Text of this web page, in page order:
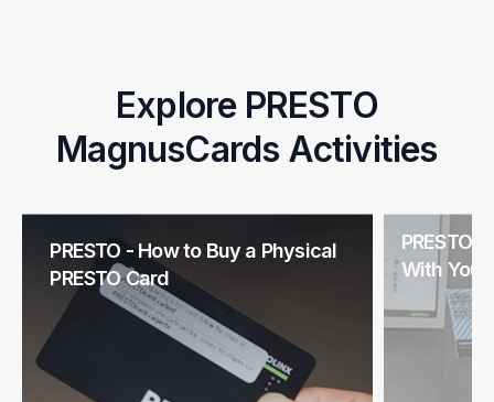
Explore PRESTO
MagnusCards Activities
PRESTO - How to Buy a Physical
PRESTO Card
PRESTO
With Your